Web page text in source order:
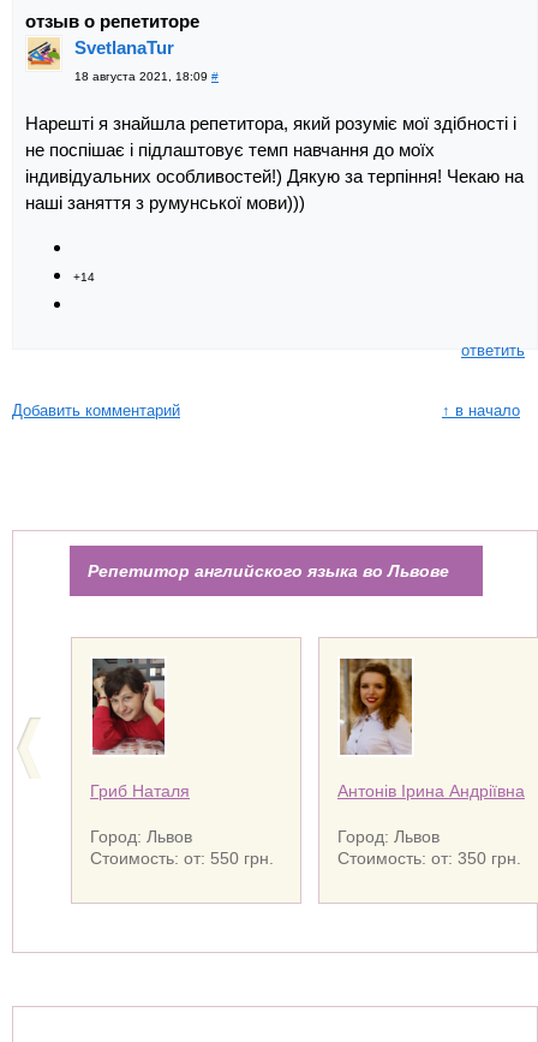
отзыв о репетиторе
SvetlanaTur
18 августа 2021, 18:09 #
Нарешті я знайшла репетитора, який розуміє мої здібності і
не поспішає і підлаштовує темп навчання до моїх
індивідуальних особливостей!) Дякую за терпіння! Чекаю на
наші заняття з румунської мови)))
+14
ответить
Добавить комментарий ↑ в начало
Репетитор английского языка во Львове
Гриб Наталя
Город: Львов
Стоимость: от: 550 грн.
Антонів Ірина Андріївна
Город: Львов
Стоимость: от: 350 грн.